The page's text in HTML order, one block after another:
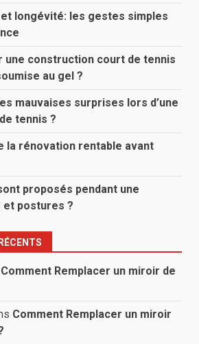
longévité: les gestes simples
une construction court de tennis
au gel ?
mauvaises surprises lors d’une
tennis ?
la rénovation rentable avant
proposés pendant une
postures ?
Comment Remplacer un miroir de
Comment Remplacer un miroir